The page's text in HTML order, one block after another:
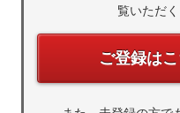
覧いただ
ご登録はこ